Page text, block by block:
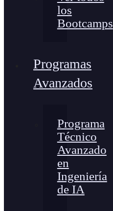
los
Bootcamps
Programas
Avanzados
Programa
Técnico
Avanzado
en
Ingeniería
de IA